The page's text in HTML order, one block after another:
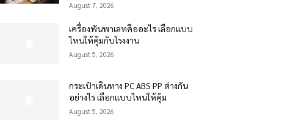
August 7, 2026
เครื่องพันพาเลทคืออะไร เลือกแบบ
ไหนให้คุ้มกับโรงงาน
August 5, 2026
กระเป๋าเดินทาง PC ABS PP ต่างกัน
อย่างไร เลือกแบบไหนให้คุ้ม
August 5, 2026